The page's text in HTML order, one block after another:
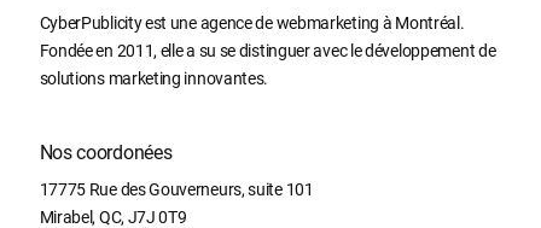
CyberPublicity est une agence de webmarketing à Montréal.
Fondée en 2011, elle a su se distinguer avec le développement de
solutions marketing innovantes.
Nos coordonées
17775 Rue des Gouverneurs, suite 101
Mirabel, QC, J7J 0T9